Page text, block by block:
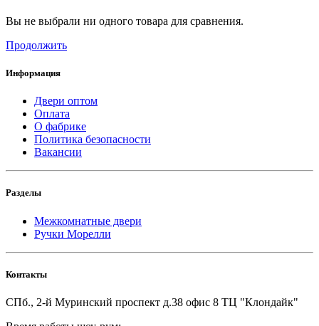
Вы не выбрали ни одного товара для сравнения.
Продолжить
Информация
Двери оптом
Оплата
О фабрике
Политика безопасности
Вакансии
Разделы
Межкомнатные двери
Ручки Морелли
Контакты
СПб., 2-й Муринский проспект д.38 офис 8 ТЦ "Клондайк"